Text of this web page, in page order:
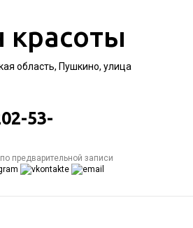
красоты
область, Пушкино, улица
53-
предварительной записи